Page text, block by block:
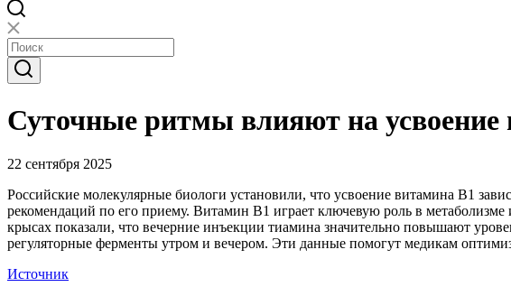
Суточные ритмы влияют на усвоение
22 сентября 2025
Российские молекулярные биологи установили, что усвоение витамина B1
рекомендаций по его приему. Витамин B1 играет ключевую роль в
крысах показали, что вечерние инъекции тиамина значительно повышают
регуляторные ферменты утром и вечером. Эти данные помогут медикам
Источник